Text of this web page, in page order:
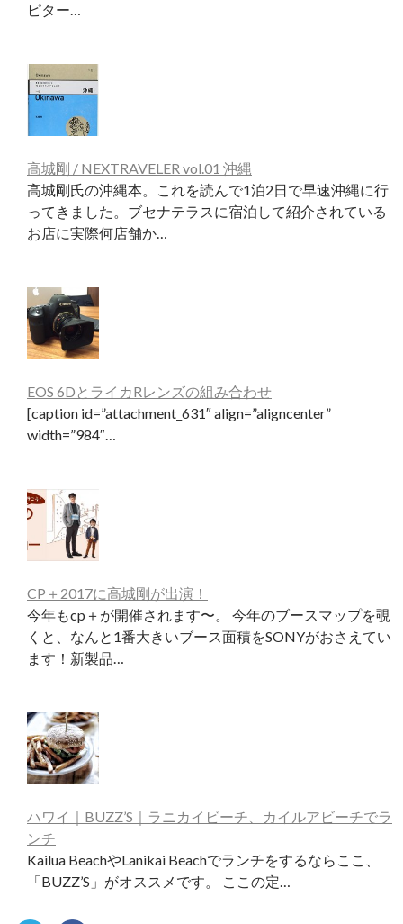
ピター…
高城剛 / NEXTRAVELER vol.01 沖縄
高城剛氏の沖縄本。これを読んで1泊2日で早速沖縄に行
ってきました。ブセナテラスに宿泊して紹介されている
お店に実際何店舗か…
EOS 6DとライカRレンズの組み合わせ
[caption id=”attachment_631″ align=”aligncenter”
width=”984″…
CP＋2017に高城剛が出演！
今年もcp＋が開催されます〜。 今年のブースマップを覗
くと、なんと1番大きいブース面積をSONYがおさえてい
ます！新製品…
ハワイ｜BUZZ’S｜ラニカイビーチ、カイルアビーチでラ
ンチ
Kailua BeachやLanikai Beachでランチをするならここ、
「BUZZ’S」がオススメです。 ここの定…